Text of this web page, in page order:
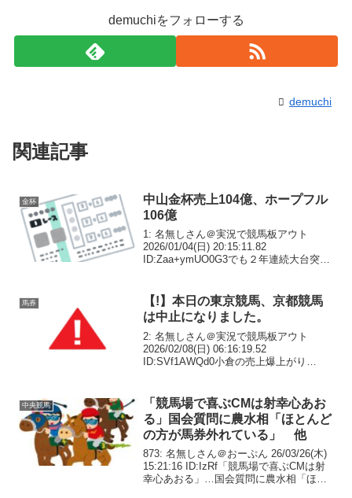
demuchiをフォローする
demuchi
関連記事
金杯
中山金杯売上104億、ホープフル
106億
1: 名無しさん＠実況で競馬板アウト
2026/01/04(日) 20:15:11.82
ID:Zaa+ymUO0G3でも２年連続大台突
日中山で行われた日刊スポー...
馬券
【!】本日の東京競馬、京都競馬
は中止になりました。
2: 名無しさん＠実況で競馬板アウト
2026/02/08(日) 06:16:19.52
ID:SVf1AWQd0小倉の売上爆上がり
め。小倉競馬のみ通常通り開...
中央競馬
「競馬場で喜ぶCMは射幸心あお
る」国会質問に農水相「ほとんど
の方が馬券外れている」 他
873: 名無しさん＠おーぷん 26/03/26(木)
15:21:16 ID:IzRf「競馬場で喜ぶCMは射
幸心あおる」…国会質問に農水相「ほと